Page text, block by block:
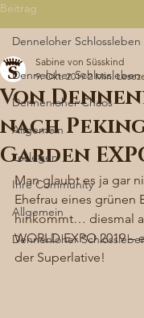
Beitrag
Denneloher Schlossleben
Dennenloher Chaos
Allgemein
Loslegen
Ihre Community
Allgemein
Dennenloher
Denneloher Schlossleben
Von
nach
Garden
Sabine von Süsskind
9. Okt. 2019 2 Min.
Man glaubt es ja gar
Ehefrau eines grünen
hinkommt… diesmal
WORLD EXPO 2019 –
der Superlative!